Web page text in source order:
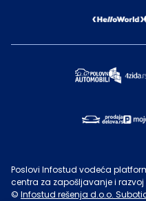
Poslovi Infostud vodeća
centra za zapošljavanje i
© Infostud rešenja d.o.o.